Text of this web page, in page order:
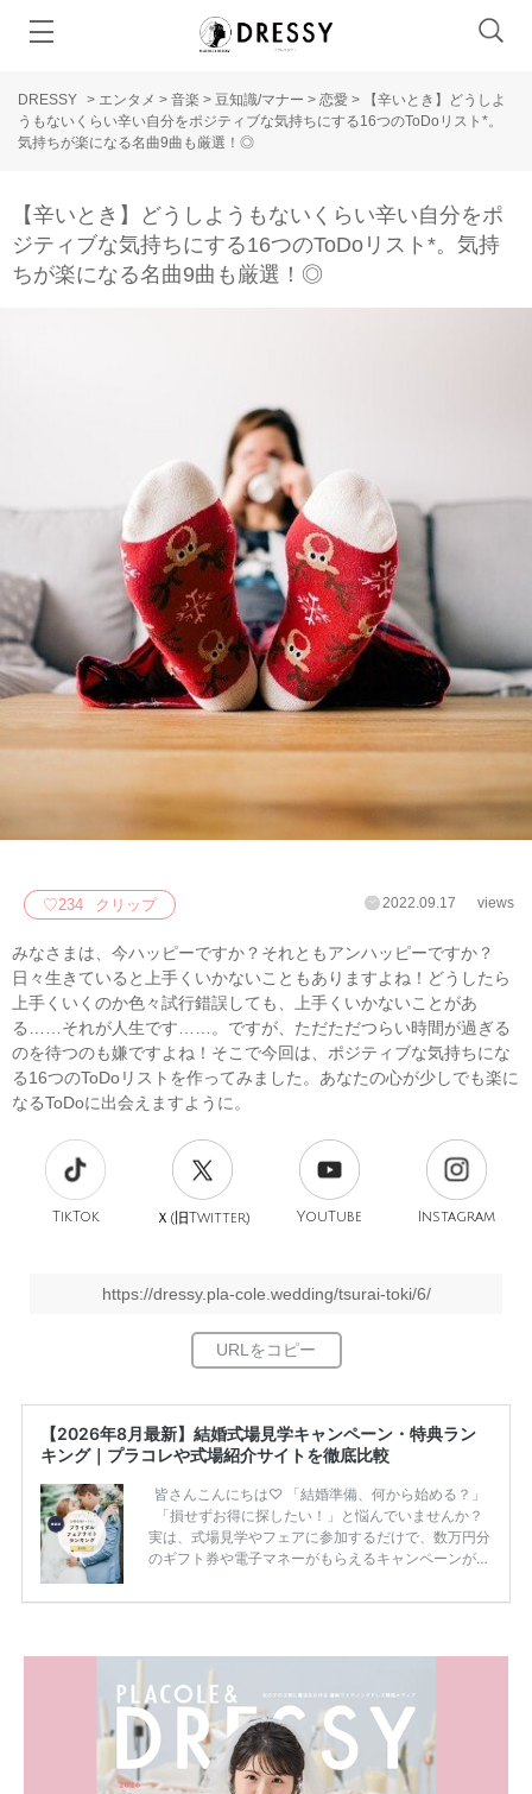
DRESSY > エンタメ > 音楽 > 豆知識/マナー > 恋愛 >
【辛いとき】どうしよ
うもないくらい辛い自分をポジティブな気持ちにする16つのToDoリスト*。
気持ちが楽になる名曲9曲も厳選！◎
【辛いとき】どうしようもないくらい辛い自分をポ
ジティブな気持ちにする16つのToDoリスト*。気持
ちが楽になる名曲9曲も厳選！◎
♡234 クリップ 2022.09.17 views
みなさまは、今ハッピーですか？それともアンハッピーですか？
日々生きていると上手くいかないこともありますよね！どうしたら
上手くいくのか色々試行錯誤しても、上手くいかないことがあ
る……それが人生です……。ですが、ただただつらい時間が過ぎる
のを待つのも嫌ですよね！そこで今回は、ポジティブな気持ちにな
る16つのToDoリストを作ってみました。あなたの心が少しでも楽に
なるToDoに出会えますように。
TikTok Ｘ(旧Twitter) YouTube Instagram
https://dressy.pla-cole.wedding/tsurai-toki/6/
【2026年8月最新】結婚式場見学キャンペーン・特典ラン
キング｜プラコレや式場紹介サイトを徹底比較
皆さんこんにちは♡ 「結婚準備、何から始める？」
「損せずお得に探したい！」と悩んでいませんか？
実は、式場見学やフェアに参加するだけで、数万円分
のギフト券や電子マネーがもらえるキャンペーンがあ
ため、比較せずに選ぶと損をしてしまうことも……。
内容：特典金額・条件・応募方法・注意点 「どこが
一番お得？」「プラコレの特典は？」といった疑問も
解決します。 まずは診断で候補を絞れる「ウェディ
ング診断」か、体験型 […]
続きを読む